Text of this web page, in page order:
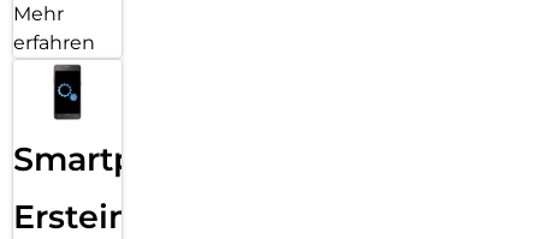
Mehr
erfahren
Smartphone
Ersteinrichtung